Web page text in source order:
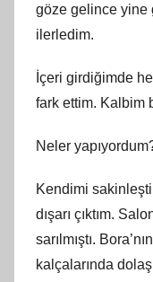
göze gelince yine
ilerledim.
İçeri girdiğimde
fark ettim. Kalbim
Neler
Kendimi
dışarı çıktım.
sarılmıştı.
kalçalarında